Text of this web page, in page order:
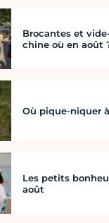
Brocantes et
chine où en août
Où pique-niquer
Les petits
août